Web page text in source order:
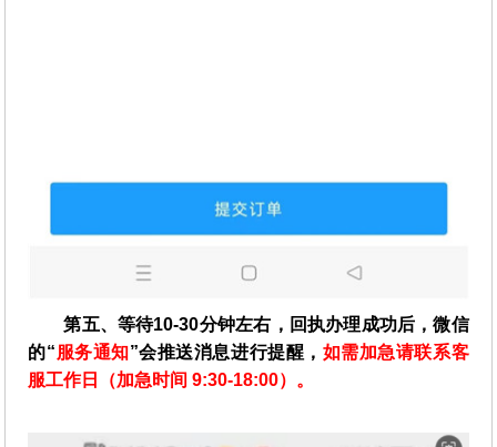
第五、等待10-30分钟左右，回执办理成功后，微信
的“服务通知”会推送消息进行提醒， 如需加急请联系客
服工作日（加急时间 9:30-18:00）。